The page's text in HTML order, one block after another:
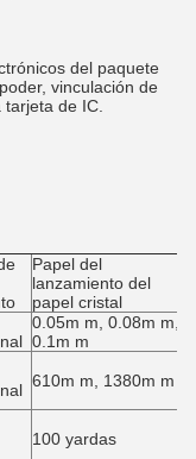
del paquete
vinculación de
de IC.
Papel del
lanzamiento del
papel cristal
0.05m m, 0.08m m,
0.1m m
610m m, 1380m m
100 yardas